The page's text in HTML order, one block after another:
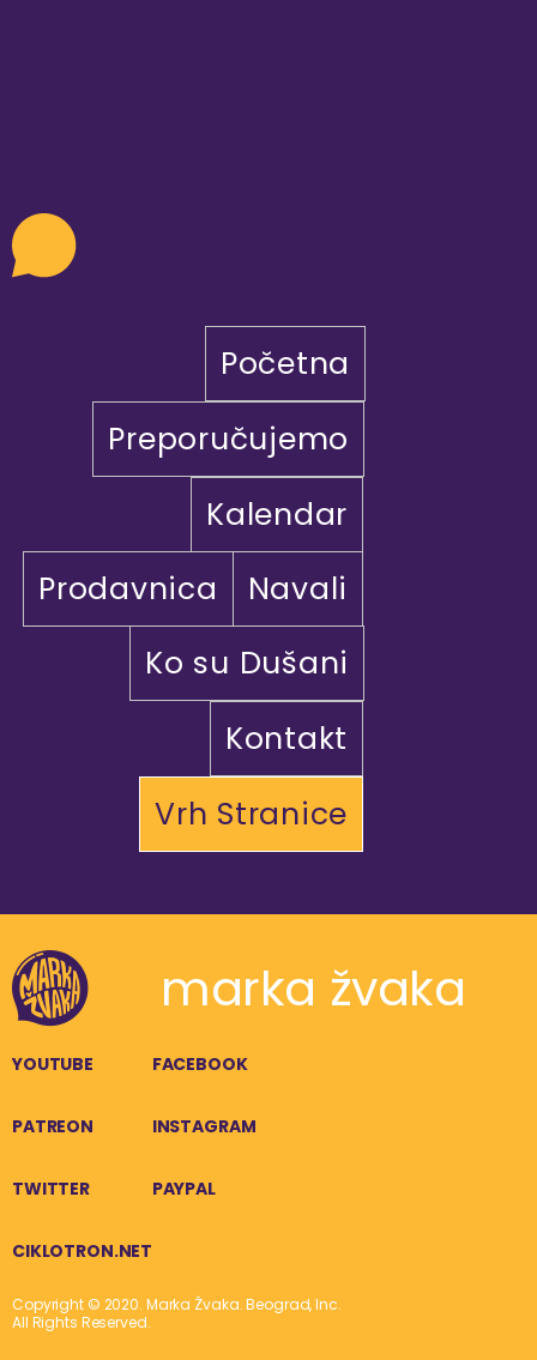
Početna
Preporučujemo
Kalendar
Prodavnica
Navali
Ko su Dušani
Kontakt
Vrh Stranice
marka žvaka
YOUTUBE FACEBOOK
PATREON INSTAGRAM
TWITTER PAYPAL
CIKLOTRON.NET
Copyright © 2020. Marka Žvaka. Beograd, Inc.
All Rights Reserved.